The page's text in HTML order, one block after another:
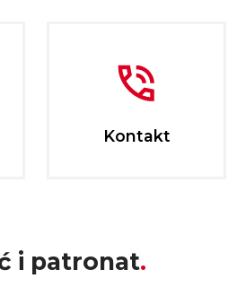
Kontakt
i patronat